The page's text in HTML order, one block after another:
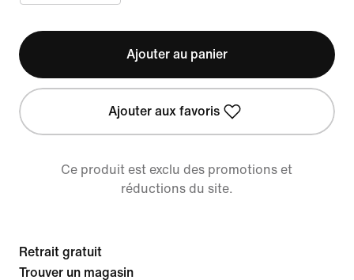
Ajouter au panier
Ajouter aux favoris
Ce produit est exclu des promotions et
réductions du site.
Retrait gratuit
Trouver un magasin